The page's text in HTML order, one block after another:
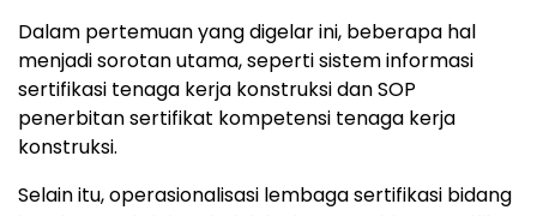
Dalam pertemuan yang digelar ini, beberapa hal
menjadi sorotan utama, seperti sistem informasi
sertifikasi tenaga kerja konstruksi dan SOP
penerbitan sertifikat kompetensi tenaga kerja
konstruksi.
Selain itu, operasionalisasi lembaga sertifikasi bidang